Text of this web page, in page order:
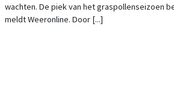
wachten. De piek van het graspollenseizoen
meldt Weeronline. Door [...]